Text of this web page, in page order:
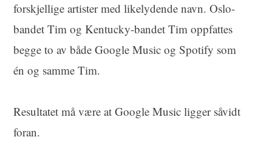
forskjellige artister med likelydende navn. Oslo-
bandet Tim og Kentucky-bandet Tim oppfattes
begge to av både Google Music og Spotify som
én og samme Tim.
Resultatet må være at Google Music ligger såvidt
foran.